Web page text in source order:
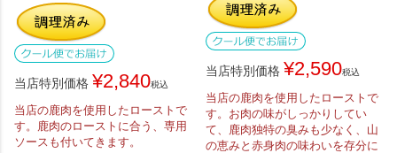
当店特別価格 ¥2,840税込
当店の鹿肉を使用したローストで
す。鹿肉のローストに合う、専用
ソースも付いてきます。
当店特別価格 ¥2,590税込
当店の鹿肉を使用したローストで
す。お肉の味がしっかりしてい
て、鹿肉独特の臭みも少なく、山
の恵みと赤身肉の味わいを存分に